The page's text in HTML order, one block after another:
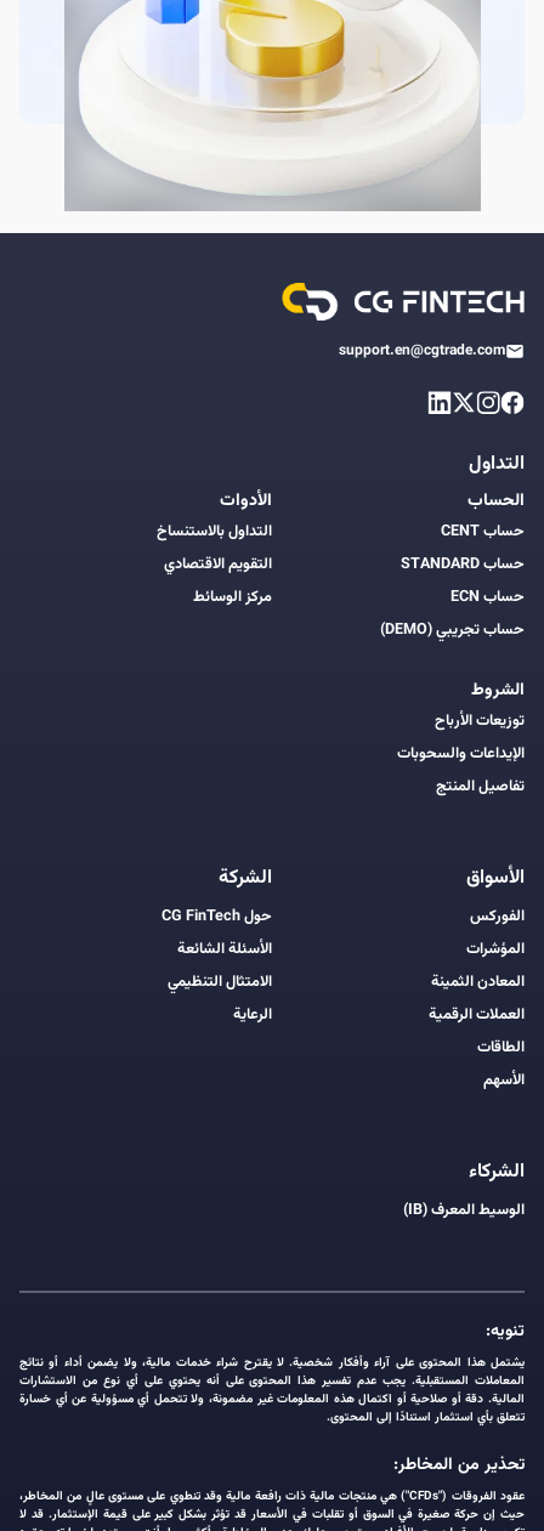
support.en@cgtrade.com
التداول
الحساب
حساب CENT
حساب STANDARD
حساب ECN
حساب تجريبي (DEMO)
الشروط
توزيعات الأرباح
الإيداعات والسحوبات
تفاصيل المنتج
الأدوات
التداول بالاستنساخ
التقويم الاقتصادي
مركز الوسائط
الأسواق
الفوركس
المؤشرات
المعادن الثمينة
العملات الرقمية
الطاقات
الأسهم
الشركة
حول CG FinTech
الأسئلة الشائعة
الامتثال التنظيمي
الرعاية
الشركاء
الوسيط المعرف (IB)
تنويه:
يشتمل هذا المحتوى على آراء وأفكار شخصية. لا يقترح شراء خدمات مالية، ولا يضمن أداء أو نتائج
المعاملات المستقبلية. يجب عدم تفسير هذا المحتوى على أنه يحتوي على أي نوع من الاستشارات
المالية. دقة أو صلاحية أو اكتمال هذه المعلومات غير مضمونة، ولا تتحمل أي مسؤولية عن أي خسارة
تتعلق بأي استثمار استنادًا إلى المحتوى.
تحذير من المخاطر:
عقود الفروقات ("CFDs") هي منتجات مالية ذات رافعة مالية وقد تنطوي على مستوى عالٍ من المخاطر،
حيث إن حركة صغيرة في السوق أو تقلبات في الأسعار قد تؤثر بشكل كبير على قيمة الإستثمار. قد لا